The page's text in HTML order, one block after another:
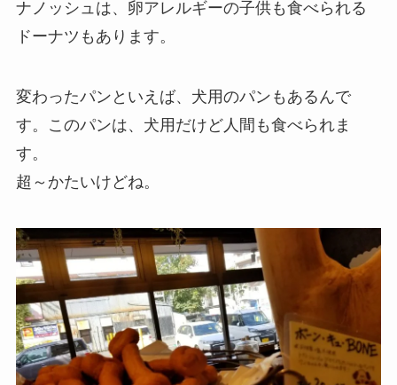
ナノッシュは、卵アレルギーの子供も食べられる
ドーナツもあります。
変わったパンといえば、犬用のパンもあるんで
す。このパンは、犬用だけど人間も食べられま
す。
超～かたいけどね。